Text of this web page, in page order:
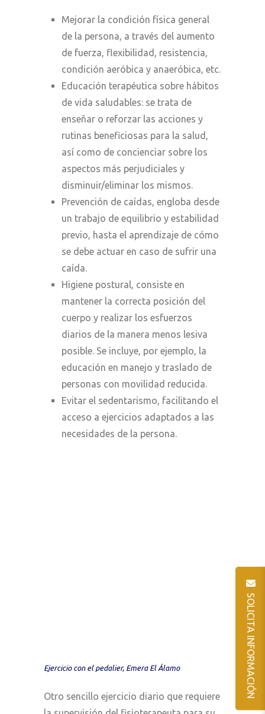
Mejorar la condición física general
de la persona, a través del aumento
de fuerza, flexibilidad, resistencia,
condición aeróbica y anaeróbica, etc.
Educación terapéutica sobre hábitos
de vida saludables: se trata de
enseñar o reforzar las acciones y
rutinas beneficiosas para la salud,
así como de concienciar sobre los
aspectos más perjudiciales y
disminuir/eliminar los mismos.
Prevención de caídas, engloba desde
un trabajo de equilibrio y estabilidad
previo, hasta el aprendizaje de cómo
se debe actuar en caso de sufrir una
caída.
Higiene postural, consiste en
mantener la correcta posición del
cuerpo y realizar los esfuerzos
diarios de la manera menos lesiva
posible. Se incluye, por ejemplo, la
educación en manejo y traslado de
personas con movilidad reducida.
Evitar el sedentarismo, facilitando el
acceso a ejercicios adaptados a las
necesidades de la persona.
Ejercicio con el pedalier, Emera El Álamo
Otro sencillo ejercicio diario que requiere
SOLICITA INFORMACIÓN